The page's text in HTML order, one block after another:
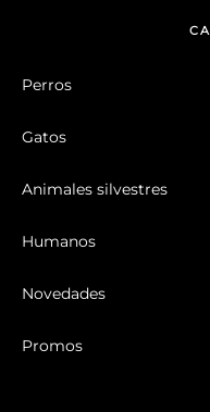
Perros
Gatos
Animales silvestres
Humanos
Novedades
Promos